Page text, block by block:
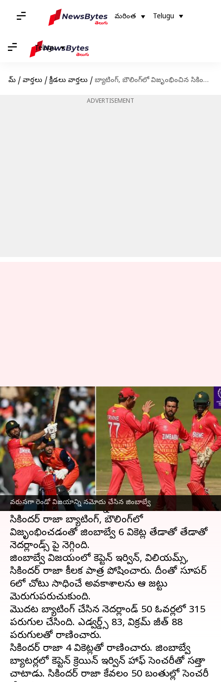
మరింత Telugu
Telugu
హోమ్ / వార్తలు / క్రీడలు వార్తలు / బ్యాటింగ్, బౌలింగ్‌లో విజృంభించిన సికిందర్ రాజా.. ఫాస్టెస్ట్ సెంచరీతో రికార్డు
ADVERTISEMENT
వరుసగా రెండో విజయాన్ని నమోదు చేసిన జింబాబ్వే
బ్యాటింగ్, బౌలింగ్‌లో విజృంభించిన
సికిందర్ రాజా.. ఫాస్టెస్ట్ సెంచరీతో
రికార్డు
వ్రాసిన వారు Jayachandra Akuri Jun 21, 2023 12:50 pm
ఈ వార్తాకథనం ఏంటి
వన్డే ప్రపంచ కప్ క్వాలిఫయర్స్‌లో ఆతిథ్యజింబాబ్వే
వరుసగా రెండో విజయాన్ని నమోదు చేసుకుంది.
సికిందర్ రాజా బ్యాటింగ్, బౌలింగ్‌లో
విజృంభించడంతో జింబాబ్వే 6 వికెట్ల తేడాతో తేడాతో
నెదర్లాండ్స్ పై నెగ్గింది.
జింబాబ్వే విజయంలో కెప్టెన్ ఇర్విన్, విలియమ్స్,
సికిందర్ రాజా కీలక పాత్ర పోషించారు. దీంతో సూపర్
6లో చోటు సాధించే అవకాశాలను ఆ జట్టు
మెరుగుపరుచుకుంది.
మొదట బ్యాటింగ్ చేసిన నెదర్లాండ్ 50 ఓవర్లలో 315
పరుగుల చేసింది. ఎడ్వర్డ్స్ 83, విక్రమ్ జీత్ 88
పరుగులతో రాణించారు.
సికిందర్ రాజా 4 వికెట్లతో రాణించారు. జింబాబ్వే
బ్యాటర్లలో కెప్టెన్ క్రెయిన్ ఇర్విన్ హాఫ్ సెంచరీతో సత్తా
చాటాడు. సికిందర్ రాజా కేవలం 50 బంతుల్లోనే సెంచరీ